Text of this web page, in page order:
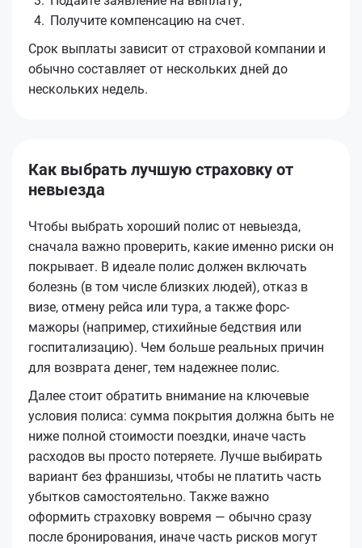
Получите компенсацию на счет.
Срок выплаты зависит от страховой компании и
обычно составляет от нескольких дней до
нескольких недель.
Как выбрать лучшую страховку от
невыезда
Чтобы выбрать хороший полис от невыезда,
сначала важно проверить, какие именно риски он
покрывает. В идеале полис должен включать
болезнь (в том числе близких людей), отказ в
визе, отмену рейса или тура, а также форс-
мажоры (например, стихийные бедствия или
госпитализацию). Чем больше реальных причин
для возврата денег, тем надежнее полис.
Далее стоит обратить внимание на ключевые
условия полиса: сумма покрытия должна быть не
ниже полной стоимости поездки, иначе часть
расходов вы просто потеряете. Лучше выбирать
вариант без франшизы, чтобы не платить часть
убытков самостоятельно. Также важно
оформить страховку вовремя — обычно сразу
после бронирования, иначе часть рисков могут